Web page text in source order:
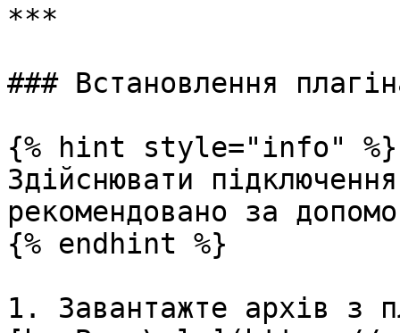
***
### Встановлення
{% hint style="info" %}
Здійснювати
рекомендовано за
{% endhint %}
1. Завантажте архів з